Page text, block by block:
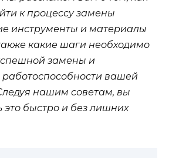
к процессу замены
инструменты и материалы
какие шаги необходимо
замены и
работоспособности вашей
нашим советам, вы
это быстро и без лишних